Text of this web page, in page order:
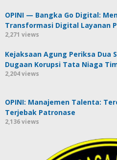
OPINI — Bangka Go Digital:
Transformasi Digital Layanan
2,271 views
Kejaksaan Agung Periksa Dua
Dugaan Korupsi Tata Niaga
2,204 views
OPINI: Manajemen Talenta:
Terjebak Patronase
2,136 views